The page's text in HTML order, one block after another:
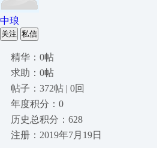
中琅
关注 私信
精华：0帖
求助：0帖
帖子：372帖 | 0回
年度积分：0
历史总积分：628
注册：2019年7月19日